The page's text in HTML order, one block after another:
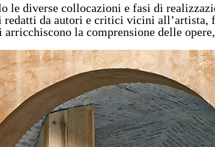
diverse collocazioni e fasi di
da autori e critici vicini all’artista,
la comprensione delle